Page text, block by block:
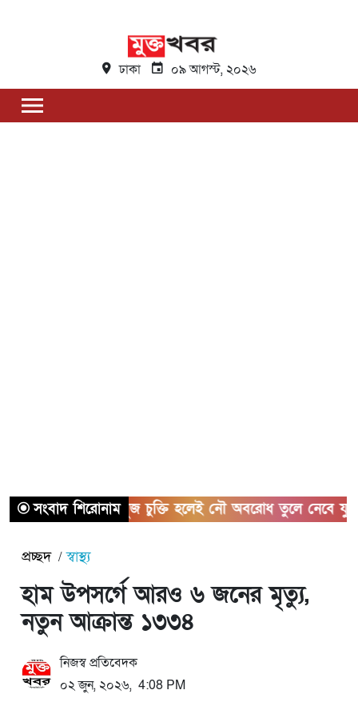
ঢাকা ০৯ আগস্ট, ২০২৬
সংবাদ শিরোনাম
হরমুজ চুক্তি হলেই নৌ অবরোধ তুলে নেবে যুক্তরাষ্ট্র
প্রচ্ছদ স্বাস্থ্য
হাম উপসর্গে আরও ৬ জনের মৃত্যু,
নতুন আক্রান্ত ১৩৩৪
নিজস্ব প্রতিবেদক
০২ জুন, ২০২৬, 4:08 PM